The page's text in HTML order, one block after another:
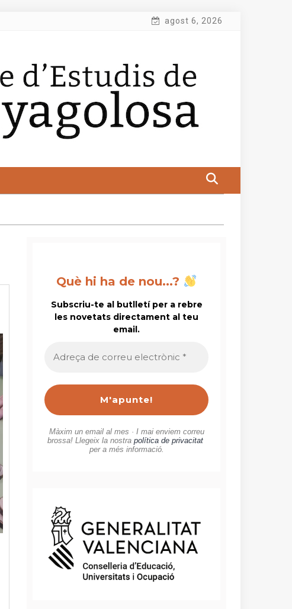
agost 6, 2026
Què hi ha de nou...?
Subscriu-te al butlletí per a rebre
les novetats directament al teu
email.
de
*
Màxim un email al mes · I mai enviem correu
brossa! Llegeix la nostra política de privacitat
per a més informació.